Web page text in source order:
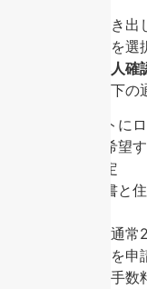
勝ったときの引き
ーから「出金」を
本人
です。手順は以下の
アカウントに
出金額と希望
ト）を指定
身分証明書と
承認後、資金は通
焦って連続出金を
申請したほうが手